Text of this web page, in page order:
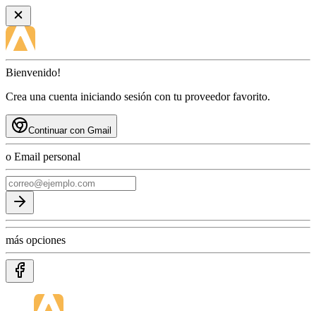
Bienvenido!
Crea una cuenta iniciando sesión con tu proveedor favorito.
Continuar con Gmail
o Email personal
más opciones